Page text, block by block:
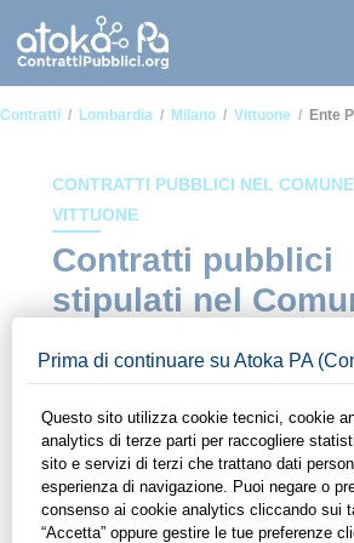
Contratti Lombardia Milano Vittuone Ente
CONTRATTI PUBBLICI NEL
VITTUONE
Contratti pubblici
stipulati nel
privato
In questa sezione del sito di
ad alcuni dei contratti presenti nella
all'interno del Comune di Vittuone in ambito
Grazie alle funzionalità di
monitorare la scadenza dei contratti pubblici
programmare la tua attività commerciale con